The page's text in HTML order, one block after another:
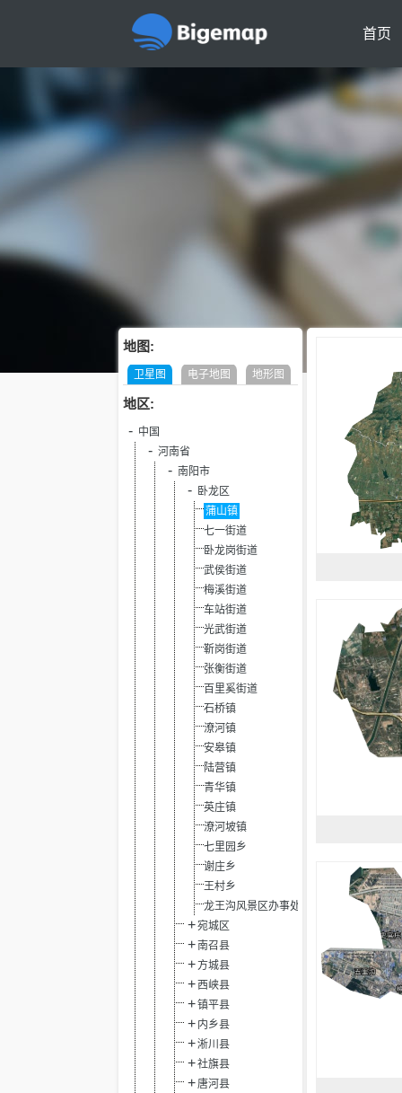
首页
地图:
卫星图 电子地图 地形图
地区:
中国
河南省
南阳市
卧龙区
蒲山镇
七一街道
卧龙岗街道
武侯街道
梅溪街道
车站街道
光武街道
靳岗街道
张衡街道
百里奚街道
石桥镇
潦河镇
安皋镇
陆营镇
青华镇
英庄镇
潦河坡镇
七里园乡
谢庄乡
王村乡
龙王沟风景区办事处
宛城区
南召县
方城县
西峡县
镇平县
内乡县
淅川县
社旗县
唐河县